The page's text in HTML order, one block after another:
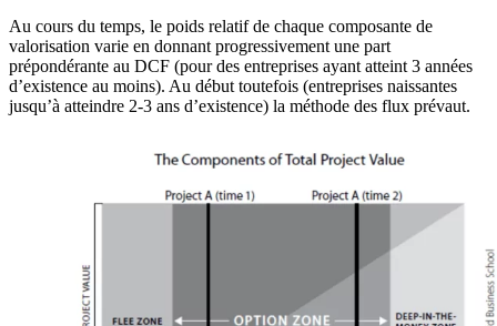
Au cours du temps, le poids relatif de chaque composante de
valorisation varie en donnant progressivement une part
prépondérante au DCF (pour des entreprises ayant atteint 3 années
d’existence au moins). Au début toutefois (entreprises naissantes
jusqu’à atteindre 2-3 ans d’existence) la méthode des flux prévaut.